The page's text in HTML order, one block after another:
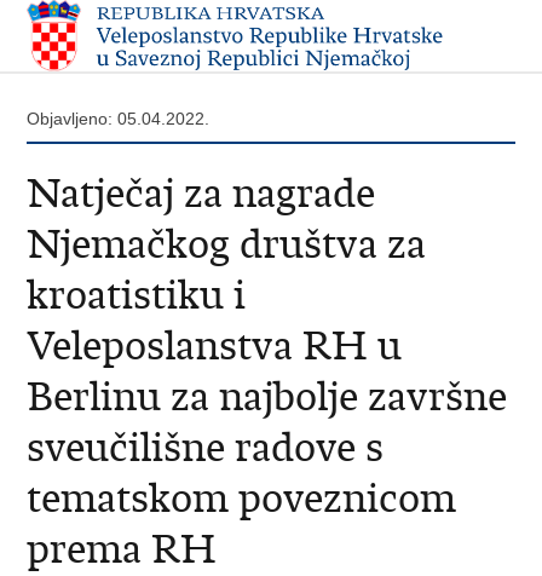
Objavljeno: 05.04.2022.
Natječaj za nagrade
Njemačkog društva za
kroatistiku i
Veleposlanstva RH u
Berlinu za najbolje završne
sveučilišne radove s
tematskom poveznicom
prema RH